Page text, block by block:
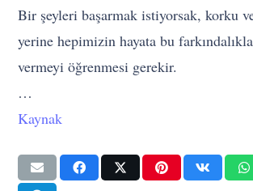
Bir şeyleri başarmak istiyorsak, korku
yerine hepimizin hayata bu
vermeyi öğrenmesi gerekir.
…
Kaynak